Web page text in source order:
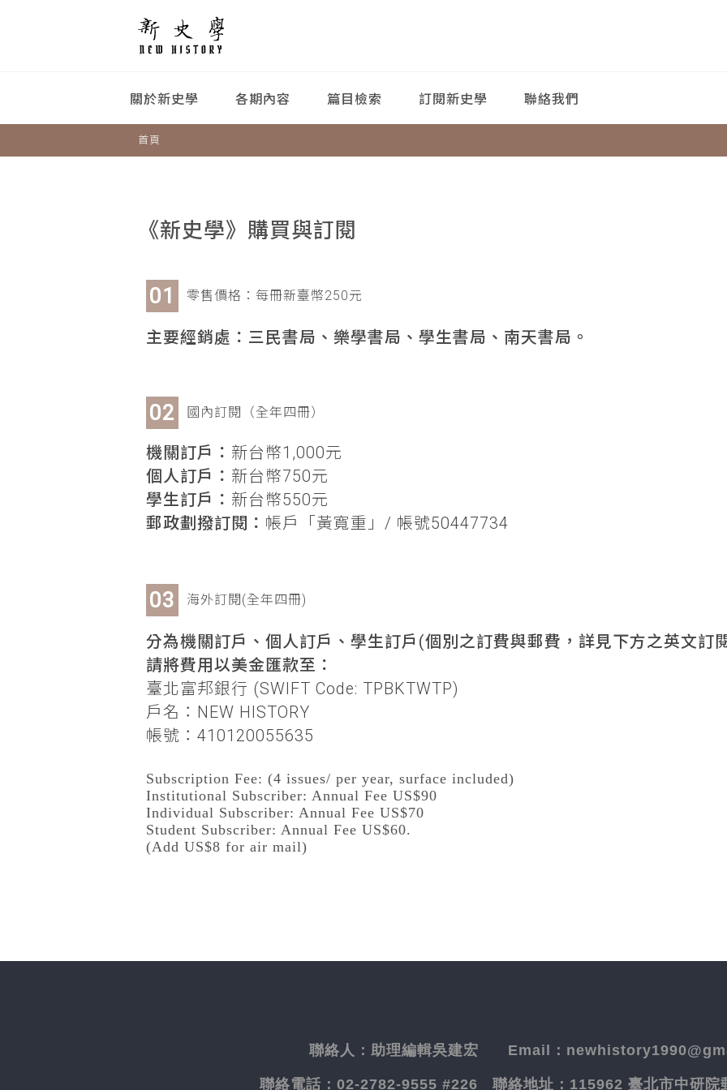
關於新史學 各期內容 篇目檢索 訂閱新史學 聯絡我們
首頁
《新史學》購買與訂閱
零售價格：每冊新臺幣250元
主要經銷處：三民書局、樂學書局、學生書局、南天書局。
國內訂閱（全年四冊）
機關訂戶： 新台幣1,000元
個人訂戶： 新台幣750元
學生訂戶： 新台幣550元
郵政劃撥訂閱： 帳戶「黃寬重」/ 帳號50447734
海外訂閱(全年四冊)
分為機關訂戶、個人訂戶、學生訂戶(個別之訂費與郵費，詳見下方之英文訂
請將費用以美金匯款至：
臺北富邦銀行 (SWIFT Code: TPBKTWTP)
戶名：NEW HISTORY
帳號：410120055635
Subscription Fee: (4 issues/ per year, surface included)
Institutional Subscriber: Annual Fee US$90
Individual Subscriber: Annual Fee US$70
Student Subscriber: Annual Fee US$60.
(Add US$8 for air mail)
聯絡人： 助理編輯吳建宏 Email：
聯絡電話： 02-2782-9555 #226 聯絡地址： 115962 臺北市中研院